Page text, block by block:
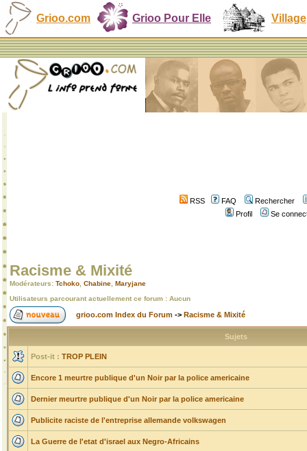
Grioo.com Grioo Pour Elle Village
RSS FAQ
Rechercher
Profil
Se
Racisme & Mixité
Modérateurs: Tchoko Chabine Maryjane
Utilisateurs parcourant actuellement ce forum : Aucun
grioo.com Index du Forum -> Racisme & Mixité
Sujets
Post-it : TROP PLEIN
Encore 1 meurtre publique d'un Noir par la police americaine
Dernier meurtre publique d'un Noir par la police americaine
Publicite raciste de l'entreprise allemande volkswagen
La Guerre de l'etat d'israel aux Negro-Africains